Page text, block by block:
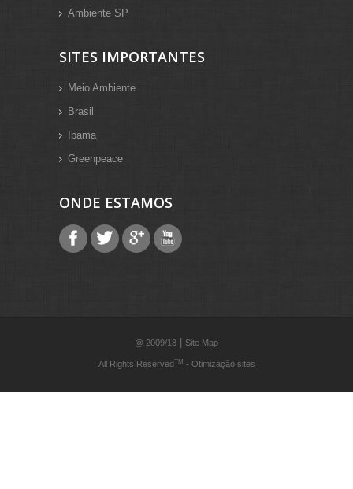
Ambiente SP
SITES IMPORTANTES
Meio Ambiente
Brasil
Ibama
Greenpeace
ONDE ESTAMOS
@ 2009/18 Site Map
All Rights ReservedTM - Otimização sites